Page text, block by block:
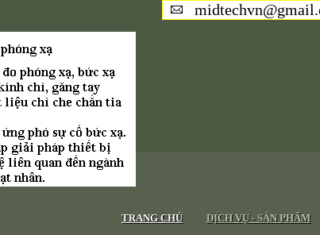
TRANG CHỦ DỊCH VỤ - SẢN PHẨM